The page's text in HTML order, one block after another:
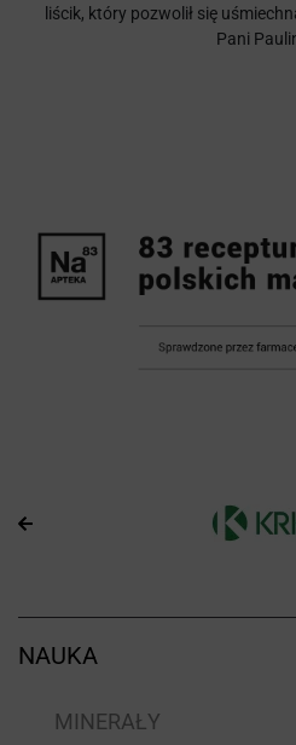
liścik, który pozwolił się
Pani
NAUKA
MINERAŁY